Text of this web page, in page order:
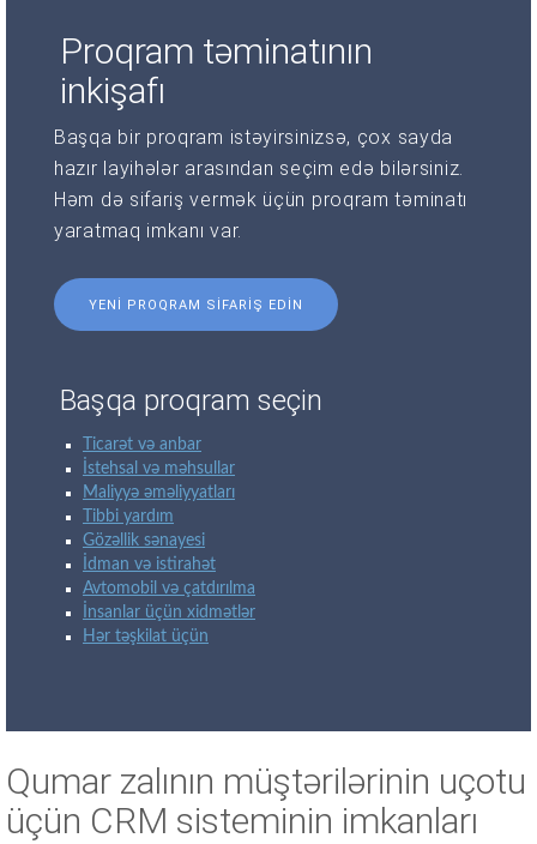
Proqram təminatının
inkişafı
Başqa bir proqram istəyirsinizsə, çox sayda
hazır layihələr arasından seçim edə bilərsiniz.
Həm də sifariş vermək üçün proqram təminatı
yaratmaq imkanı var.
YENI PROQRAM SIFARIŞ EDIN
Başqa proqram seçin
Ticarət və anbar
İstehsal və məhsullar
Maliyyə əməliyyatları
Tibbi yardım
Gözəllik sənayesi
İdman və istirahət
Avtomobil və çatdırılma
İnsanlar üçün xidmətlər
Hər təşkilat üçün
Qumar zalının müştərilərinin uçotu
üçün CRM sisteminin imkanları